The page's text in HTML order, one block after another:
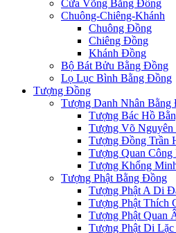
Cửa Võng Bằng Đồng
Chuông-Chiêng-Khánh
Chuông Đồng
Chiêng Đồng
Khánh Đồng
Bộ Bát Bửu Bằng Đồng
Lọ Lục Bình Bằng Đồng
Tượng Đồng
Tượng Danh Nhân Bằng
Tượng Bác Hồ
Tượng Võ
Tượng Đồng Trần
Tượng Quan
Tượng Khổng
Tượng Phật Bằng Đồng
Tượng Phật A Di
Tượng Phật Thích
Tượng Phật Quan
Tượng Phật Di